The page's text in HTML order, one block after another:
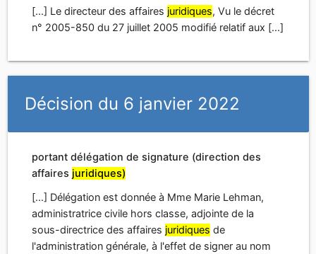
portant délégation de signature (direction des
affaires
juridiques)
[...] Délégation est donnée à Mme Marie Lehman,
administratrice civile hors classe, adjointe de la
l'administration générale, à l'effet de signer au nom
arrêtés et décisions, à l'exclusion des décrets, dans
la limite des attributions de la sous-direction des
affaires juridiques
[...]
[...] Délégation est donnée à Mme Cécile Le Poupon,
administratrice civile hors classe, adjointe du sous-
directeur des affairesjuridiquesde l'énergie et des